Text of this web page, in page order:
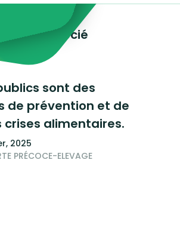
associé
sont des
de prévention et de
crises alimentaires.
2025
PRÉCOCE-ELEVAGE